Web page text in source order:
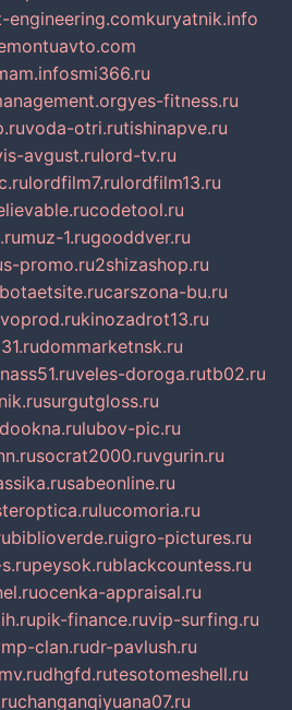
engineering.comkuryatnik.info
smi366.ru
yes-fitness.ru
voda-otri.rutishinapve.ru
avgust.rulord-tv.ru
lordfilm7.rulordfilm13.ru
codetool.ru
muz-1.rugooddver.ru
promo.ru2shizashop.ru
carszona-bu.ru
kinozadrot13.ru
dommarketnsk.ru
veles-doroga.rutb02.ru
surgutgloss.ru
lubov-pic.ru
socrat2000.ruvgurin.ru
sabeonline.ru
lucomoria.ru
biblioverde.ruigro-pictures.ru
peysok.rublackcountess.ru
ocenka-appraisal.ru
pik-finance.ruvip-surfing.ru
clan.rudr-pavlush.ru
dhgfd.rutesotomeshell.ru
changanqiyuana07.ru